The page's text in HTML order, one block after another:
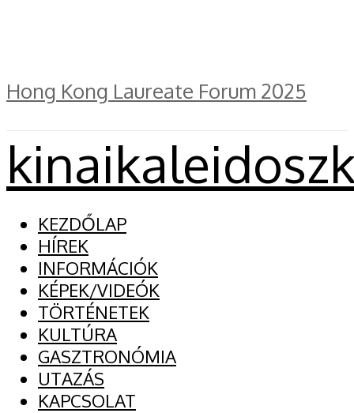
Hong Kong Laureate Forum 2025
KEZDŐLAP
HÍREK
INFORMÁCIÓK
KÉPEK/VIDEÓK
TÖRTÉNETEK
KULTÚRA
GASZTRONÓMIA
UTAZÁS
KAPCSOLAT